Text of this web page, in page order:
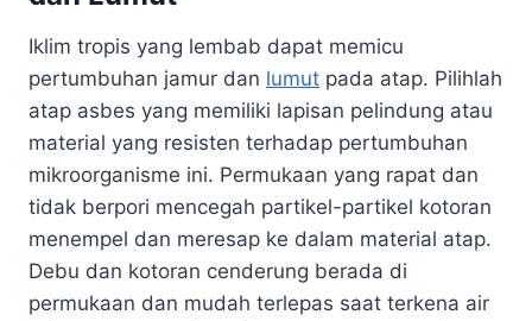
Iklim tropis yang lembab dapat memicu
pertumbuhan jamur dan lumut pada atap. Pilihlah
atap asbes yang memiliki lapisan pelindung atau
material yang resisten terhadap pertumbuhan
mikroorganisme ini. Permukaan yang rapat dan
tidak berpori mencegah partikel-partikel kotoran
menempel dan meresap ke dalam material atap.
Debu dan kotoran cenderung berada di
permukaan dan mudah terlepas saat terkena air